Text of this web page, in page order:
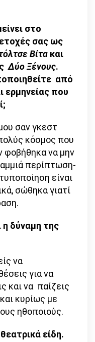
στο
σας ως
Βίτα και
Δύο Ξένους.
από
ερμηνείας που
σαν γκεστ
κόσμος που
φοβήθηκα να μην
περίπτωση-
είναι
σώθηκα γιατί
η δύναμη της
να
για να
και να παίζεις
κυρίως με
ηθοποιούς.
είδη.